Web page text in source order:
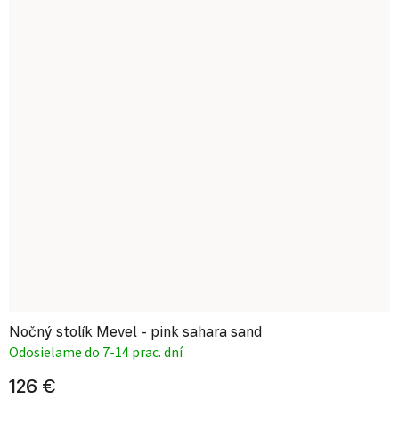
Nočný stolík Mevel - pink sahara sand
Odosielame do 7-14 prac. dní
126 €